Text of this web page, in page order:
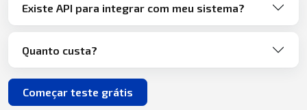
Existe API para integrar com meu sistema?
Quanto custa?
Começar teste grátis